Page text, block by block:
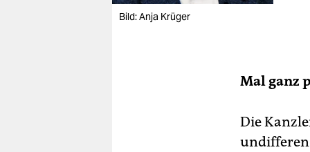
Bild: Anja Krüger
Mal ganz
Die